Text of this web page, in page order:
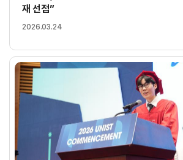
재 선점”
2026.03.24